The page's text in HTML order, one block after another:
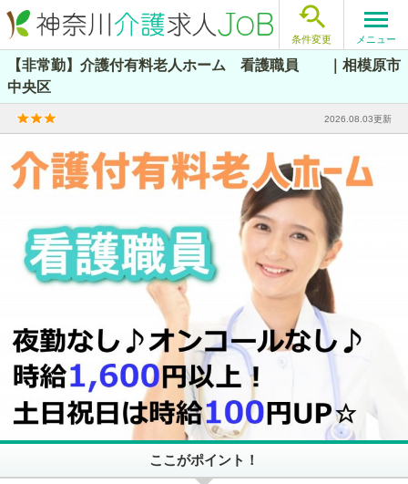

条件変更 メニュー
【非常勤】介護付有料老人ホーム 看護職員 ｜相模原市
中央区
2026.08.03更新
ここがポイント！